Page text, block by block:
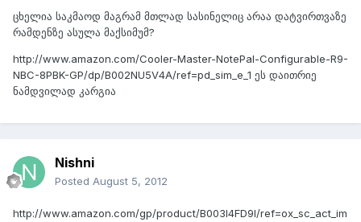
ცხელია საკმაოდ მაგრამ მთლად სასინელიც არაა დატვირთვაზე
რამდენზე ასულა მაქსიმუმ?
http://www.amazon.com/Cooler-Master-NotePal-Configurable-R9-
NBC-8PBK-GP/dp/B002NU5V4A/ref=pd_sim_e_1 ეს დაითრიე
ნამდვილად კარგია
Nishni
Posted August 5, 2012
http://www.amazon.com/gp/product/B003I4FD9I/ref=ox_sc_act_im